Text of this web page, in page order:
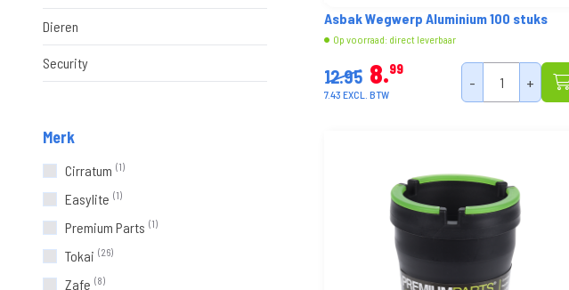
Dieren
Security
Merk
Cirratum (1)
Easylite (1)
Premium Parts (1)
Tokai (26)
Zafe (8)
Asbak Wegwerp Aluminium 100 stuks
Op voorraad: direct leverbaar
12.95 8 99
7.43 EXCL. BTW
- +